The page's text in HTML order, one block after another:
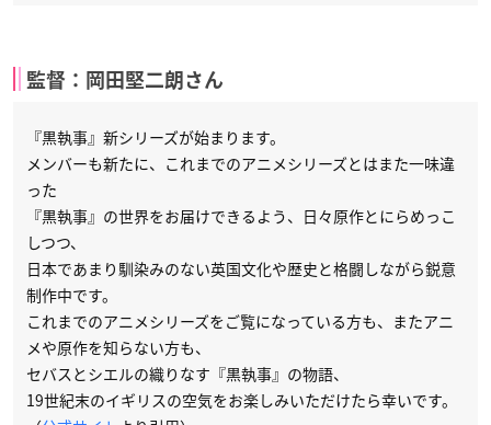
監督：岡田堅二朗さん
『黒執事』新シリーズが始まります。
メンバーも新たに、これまでのアニメシリーズとはまた一味違
った
『黒執事』の世界をお届けできるよう、日々原作とにらめっこ
しつつ、
日本であまり馴染みのない英国文化や歴史と格闘しながら鋭意
制作中です。
これまでのアニメシリーズをご覧になっている方も、またアニ
メや原作を知らない方も、
セバスとシエルの織りなす『黒執事』の物語、
19世紀末のイギリスの空気をお楽しみいただけたら幸いです。